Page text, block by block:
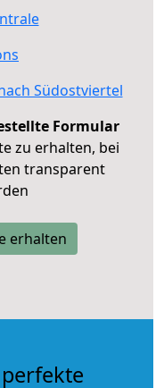
Südostviertel
Formular
zu erhalten, bei
transparent
erhalten